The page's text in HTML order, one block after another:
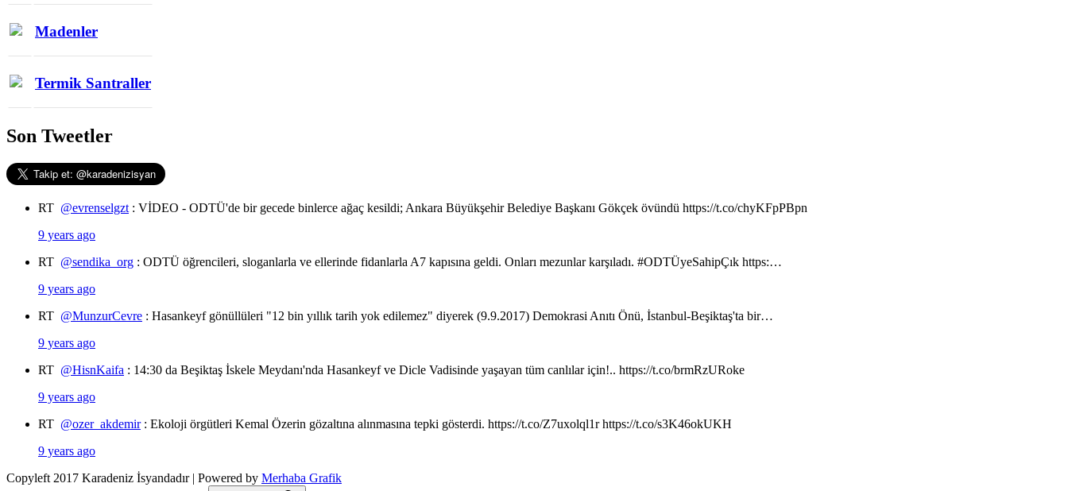
Madenler
Termik Santraller
Son Tweetler
RT @evrenselgzt : VİDEO - ODTÜ'de bir gecede binlerce ağaç kesildi; Ankara Büyükşehir Belediye Başkanı Gökçek övündü https://t.co/chyKFpPBpn
9 years ago
RT @sendika_org : ODTÜ öğrencileri, sloganlarla ve ellerinde fidanlarla A7 kapısına geldi. Onları mezunlar karşıladı. #ODTÜyeSahipÇık https:…
9 years ago
RT @MunzurCevre : Hasankeyf gönüllüleri "12 bin yıllık tarih yok edilemez" diyerek (9.9.2017) Demokrasi Anıtı Önü, İstanbul-Beşiktaş'ta bir…
9 years ago
RT @HisnKaifa : 14:30 da Beşiktaş İskele Meydanı'nda Hasankeyf ve Dicle Vadisinde yaşayan tüm canlılar için!.. https://t.co/brmRzURoke
9 years ago
RT @ozer_akdemir: Ekoloji örgütleri Kemal Özerin gözaltına alınmasına tepki gösterdi. https://t.co/Z7uxolql1r https://t.co/s3K46okUKH
9 years ago
Copyleft 2017 Karadeniz İsyandadır | Powered by Merhaba Grafik